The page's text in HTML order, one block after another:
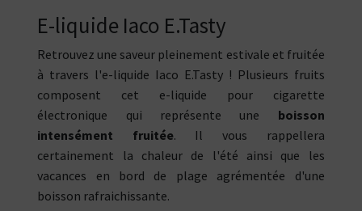
E-liquide Iaco E.Tasty
Retrouvez une saveur pleinement estivale et fruitée
à travers l'e-liquide Iaco E.Tasty ! Plusieurs fruits
composent cet e-liquide pour cigarette
électronique qui représente une boisson
intensément fruitée. Il vous rappellera
certainement la chaleur de l'été ainsi que les
vacances en bord de plage agrémentée d'une
boisson rafraichissante.